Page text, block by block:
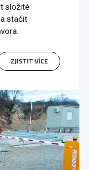
složité
stačit
ZJISTIT VÍCE